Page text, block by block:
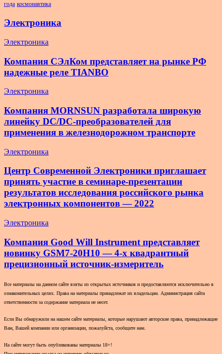
года космонавтика
Электроника
Электроника
Компания СЭлКом представляет на рынке РФ
надежные реле TIANBO
Электроника
Компания MORNSUN разработала широкую
линейку DC/DC-преобразователей для
применения в железнодорожном транспорте
Электроника
Центр Современной Электроники приглашает
принять участие в семинаре-презентации
результатов исследования российского рынка
электронных компонентов — 2022
Электроника
Компания Good Will Instrument представляет
новинку GSM7-20H10 — 4-х квадрантный
прецизионный источник-измеритель
Все материалы на данном сайте взяты из открытых источников и предоставляются исключительно в
ознакомительных целях. Права на материалы принадлежат их владельцам. Администрация сайта
ответственности за содержание материала не несет.
Если Вы обнаружили на нашем сайте материалы, которые нарушают авторские права, принадлежащие
Вам, Вашей компании или организации, пожалуйста, сообщите нам.
На сайте могут быть опубликованы материалы 18+!